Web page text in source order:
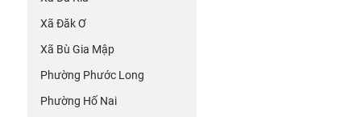
Xã Đăk Ơ
Xã Bù Gia Mập
Phường Phước Long
Phường Hố Nai